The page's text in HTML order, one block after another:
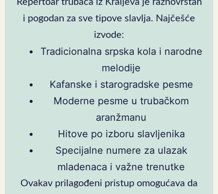
i pogodan za sve tipove slavlja. Najčešće
izvode:
Tradicionalna srpska kola i narodne
melodije
Kafanske i starogradske pesme
Moderne pesme u trubačkom
aranžmanu
Hitove po izboru slavljenika
Specijalne numere za ulazak
mladenaca i važne trenutke
Ovakav prilagođeni pristup omogućava da